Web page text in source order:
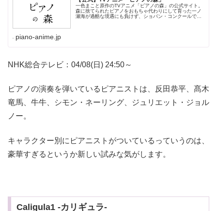
一色まこと原作のTVアニメ「ピアノの森」の公式サイト。
森に捨てられたピアノをおもちゃ代わりにして育った一ノ
瀬海が過酷な境遇にも負けず、ショパン・コンクールで世
piano-anime.jp
NHK総合テレビ：04/08(日) 24:50～
ピアノの演奏を弾いているピアニストは、反田恭平、髙木
竜馬、牛牛、シモン・ネーリング、ジュリエット・ジョル
ノー。
キャラクター別にピアニストがついているっていうのは、
豪華すぎるというか新しい試みな気がします。
Caligula1 -カリギュラ-